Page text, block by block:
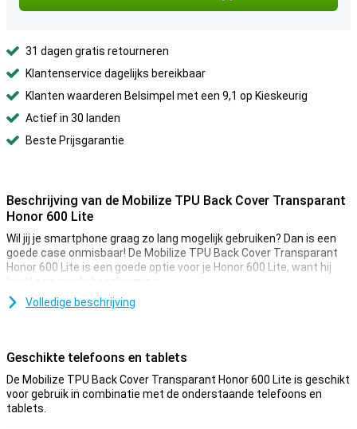
31 dagen gratis retourneren
Klantenservice dagelijks bereikbaar
Klanten waarderen Belsimpel met een 9,1 op Kieskeurig
Actief in 30 landen
Beste Prijsgarantie
Beschrijving van de Mobilize TPU Back Cover Transparant
Honor 600 Lite
Wil jij je smartphone graag zo lang mogelijk gebruiken? Dan is een
goede case onmisbaar! De Mobilize TPU Back Cover Transparant
Honor 600 Lite is een goede optie voor je Honor 600 Lite, want hij
biedt een goede bescherming.
hoesjes vaak niet zo duur zijn als andere hoesjes. Dit hoesje is een
backcover, die de achterkant en zijkanten van je telefoon
beschermt tegen schade en vuil. Het display wordt hierdoor niet
beschermd, dus de beste bescherming krijg je als je deze
Volledige beschrijving
Geschikte telefoons en tablets
De Mobilize TPU Back Cover Transparant Honor 600 Lite is geschikt
voor gebruik in combinatie met de onderstaande telefoons en
tablets.